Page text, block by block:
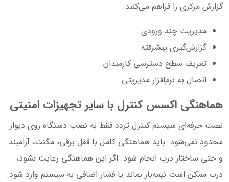
گزارش مرکزی را فراهم می‌کنند.
مدیریت چند ورودی
گزارش‌گیری پیشرفته
تعریف سطح دسترسی کارمندان
اتصال به نرم‌افزار مدیریتی
هماهنگی اکسس کنترل با سایر تجهیزات امنیتی
نصب حرفه‌ای سیستم کنترل تردد فقط به نصب دستگاه روی دیوار
محدود نمی‌شود. باید هماهنگی کامل با قفل برقی، مگنت، آرامبند
و حتی ساختار درب انجام شود. اگر این هماهنگی رعایت نشود،
درب ممکن است نیمه‌باز بماند یا فشار اضافی به سیستم وارد شود.